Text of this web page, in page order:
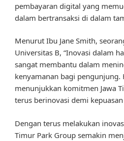
pembayaran digital yang
dalam bertransaksi di dalam
Menurut Ibu Jane Smith,
Universitas B, “Inovasi dalam
sangat membantu dalam
kenyamanan bagi pengunjung.
menunjukkan komitmen Jawa
terus berinovasi demi
Dengan terus melakukan
Timur Park Group semakin